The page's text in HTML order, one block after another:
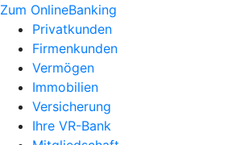
Zum OnlineBanking
Privatkunden
Firmenkunden
Vermögen
Immobilien
Versicherung
Ihre VR-Bank